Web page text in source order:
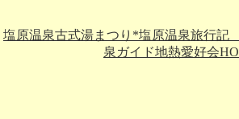
塩原温泉古式湯まつり*塩原温泉旅行
泉ガイド地熱愛好会